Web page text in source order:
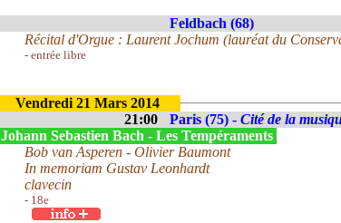
Feldbach (68)
Récital d'Orgue : Laurent Jochum (lauréat du
- entrée libre
Vendredi 21 Mars 2014
21:00
Paris (75) - Cité de la
Johann Sebastien Bach - Les Tempéraments
Bob van Asperen - Olivier Baumont
In memoriam Gustav Leonhardt
clavecin
- 18e